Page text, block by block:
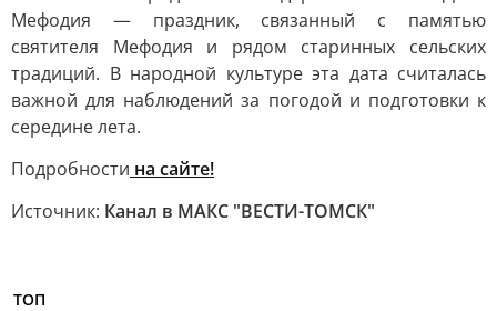
Мефодия — праздник, связанный с памятью
святителя Мефодия и рядом старинных сельских
традиций. В народной культуре эта дата считалась
важной для наблюдений за погодой и подготовки к
середине лета.
Подробности на сайте!
Источник: Канал в МАКС "ВЕСТИ-ТОМСК"
ТОП